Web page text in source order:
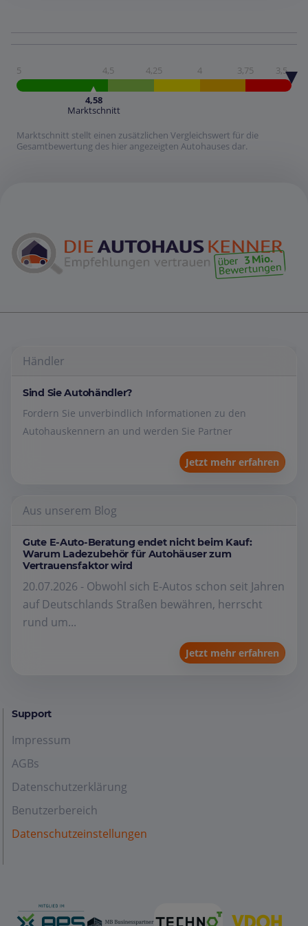
5 4,5 4,25 4 3,75 3,5
4,58
Marktschnitt
Marktschnitt stellt einen zusätzlichen Vergleichswert für die
Gesamtbewertung des hier angezeigten Autohauses dar.
Händler
Sind Sie Autohändler?
Fordern Sie unverbindlich Informationen zu den
Autohauskennern an und werden Sie Partner
Jetzt mehr erfahren
Aus unserem Blog
Gute E-Auto-Beratung endet nicht beim Kauf:
Warum Ladezubehör für Autohäuser zum
Vertrauensfaktor wird
20.07.2026 - Obwohl sich E-Autos schon seit Jahren
auf Deutschlands Straßen bewähren, herrscht
rund um...
Jetzt mehr erfahren
Support
Impressum
AGBs
Datenschutzerklärung
Benutzerbereich
Datenschutzeinstellungen